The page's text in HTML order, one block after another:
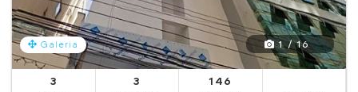
Galeria 1 / 16
3 3 146